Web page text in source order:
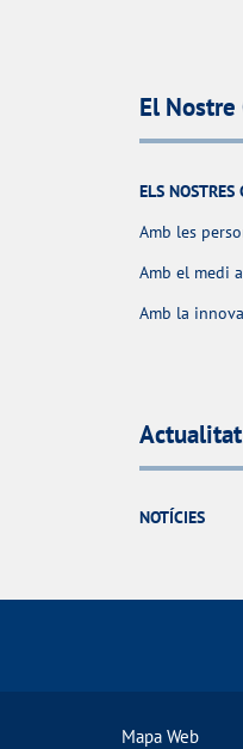
El
ELS NOSTRES
Amb les
Amb el medi
Amb la
Actualitat
NOTÍCIES
Mapa Web